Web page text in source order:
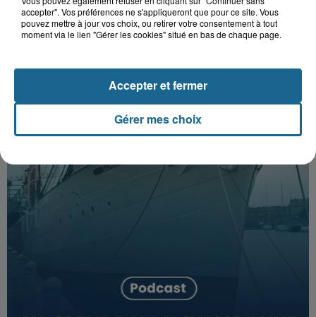
NOS AUTRES PODCASTS
accepter". Vos préférences ne s'appliqueront que pour ce site. Vous
pouvez mettre à jour vos choix, ou retirer votre consentement à tout
moment via le lien "Gérer les cookies" situé en bas de chaque page.
Gérer mes choix
Accepter et fermer